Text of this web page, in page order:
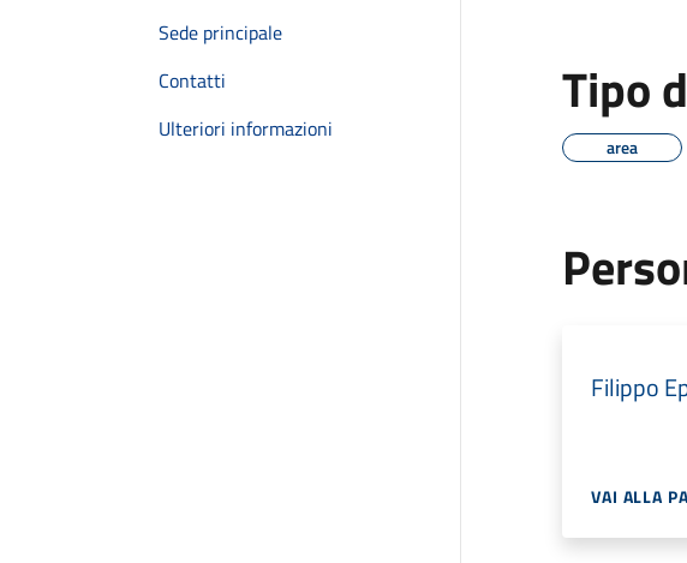
Sede principale
Contatti
Ulteriori informazioni
Tipo
area
Filippo
VAI ALLA